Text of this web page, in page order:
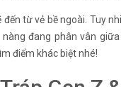
từ vẻ bề ngoài. Tuy
đang phân vân
điểm khác biệt nhé!